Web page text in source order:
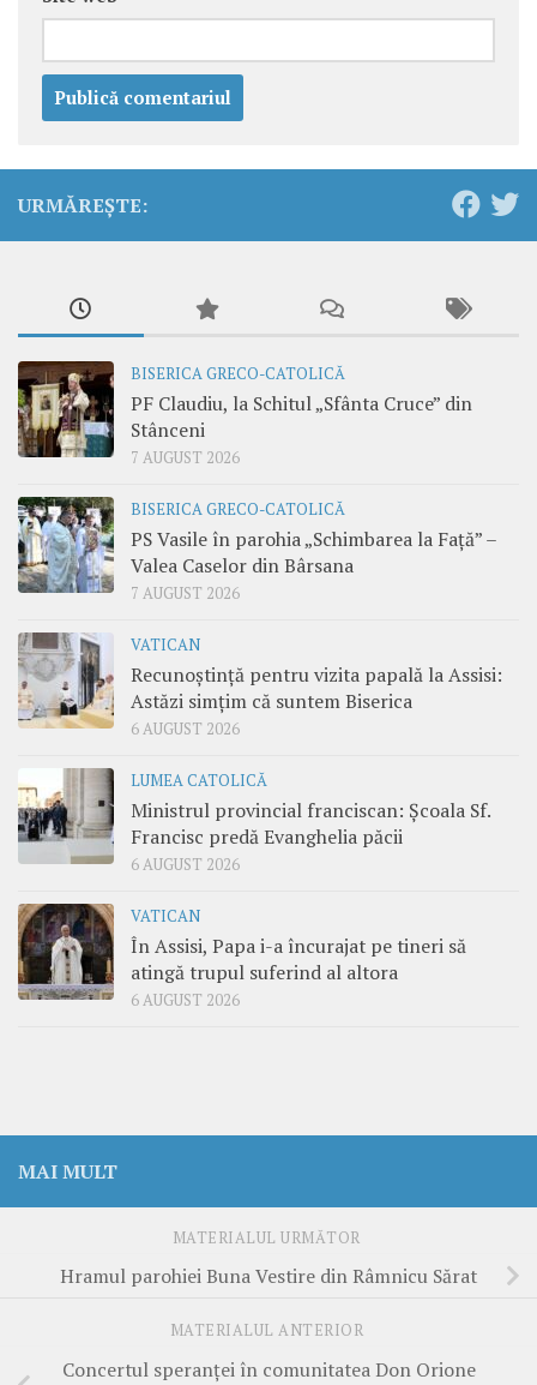
URMĂREȘTE:
BISERICA GRECO-CATOLICĂ
PF Claudiu, la Schitul „Sfânta Cruce” din
Stânceni
7 AUGUST 2026
BISERICA GRECO-CATOLICĂ
PS Vasile în parohia „Schimbarea la Față” –
Valea Caselor din Bârsana
7 AUGUST 2026
VATICAN
Recunoștință pentru vizita papală la Assisi:
Astăzi simțim că suntem Biserica
6 AUGUST 2026
LUMEA CATOLICĂ
Ministrul provincial franciscan: Școala Sf.
Francisc predă Evanghelia păcii
6 AUGUST 2026
VATICAN
În Assisi, Papa i-a încurajat pe tineri să
atingă trupul suferind al altora
6 AUGUST 2026
MAI MULT
MATERIALUL URMĂTOR
Hramul parohiei Buna Vestire din Râmnicu Sărat
MATERIALUL ANTERIOR
Concertul speranței în comunitatea Don Orione